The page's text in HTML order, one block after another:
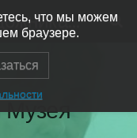
Музей-усадьба художника Ярошенко
что мы можем
браузере.